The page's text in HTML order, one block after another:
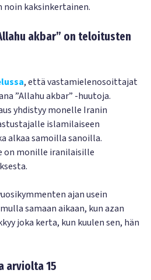
kaksinkertainen.
akbar” on teloitusten
, että vastamielenosoittajat
”Allahu akbar” -huutoja.
yhdistyy monelle Iranin
islamilaiseen
alkaa samoilla sanoilla.
on monille iranilaisille
ajan usein
samaan aikaan, kun azan
joka kerta, kun kuulen sen, hän
arviolta 15